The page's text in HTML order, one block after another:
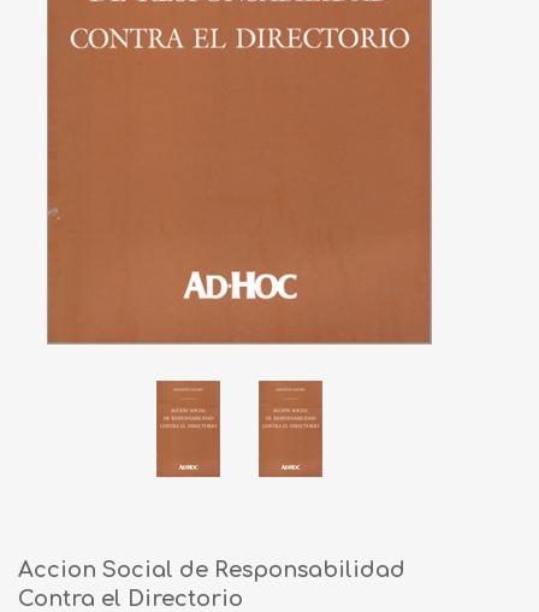
Accion Social de Responsabilidad
Contra el Directorio